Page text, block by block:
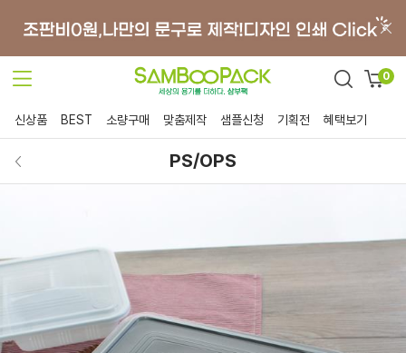
0
신상품 BEST 소량구매 맞춤제작 샘플신청 기획전 혜택보기
PS/OPS